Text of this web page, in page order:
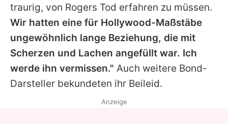
traurig, von Rogers Tod erfahren zu müssen.
Wir hatten eine für Hollywood-Maßstäbe
ungewöhnlich lange Beziehung, die mit
Scherzen und Lachen angefüllt war. Ich
werde ihn vermissen." Auch weitere Bond-
Darsteller bekundeten ihr Beileid.
Anzeige